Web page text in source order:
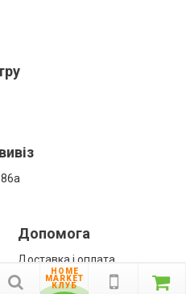
Допомога
Доставка і оплата
Гарантії
HOME
MARKET
КЛУБ